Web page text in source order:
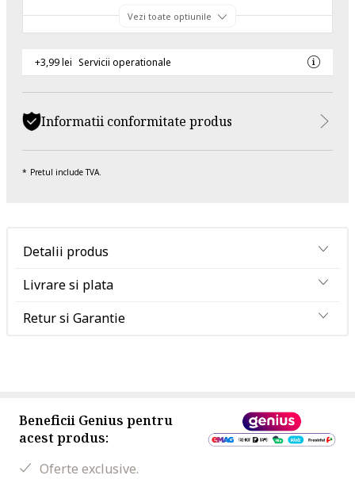
Vezi toate optiunile
+3,99 lei Servicii operationale
Informatii conformitate produs
Pretul include TVA.
Detalii produs
Livrare si plata
Retur si Garantie
Beneficii Genius pentru
acest produs:
Oferte exclusive.